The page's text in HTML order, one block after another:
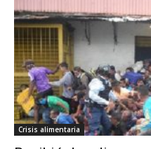
Crisis alimentaria